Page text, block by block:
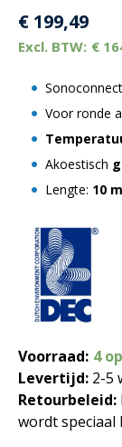
€ 199,49
€
Sonoconnect
Voor ronde
Akoestisch
Lengte: 10
Voorraad: 4
Levertijd: 2-5
Retourbeleid:
wordt speciaal